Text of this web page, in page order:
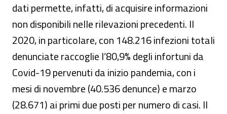
dati permette, infatti, di acquisire informazioni
non disponibili nelle rilevazioni precedenti. Il
2020, in particolare, con 148.216 infezioni totali
denunciate raccoglie l’80,9% degli infortuni da
Covid-19 pervenuti da inizio pandemia, con i
mesi di novembre (40.536 denunce) e marzo
(28.671) ai primi due posti per numero di casi. Il